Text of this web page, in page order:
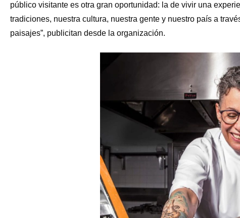
público visitante es otra gran oportunidad: la de vivir una
tradiciones, nuestra cultura, nuestra gente y nuestro país a
paisajes”, publicitan desde la organización.